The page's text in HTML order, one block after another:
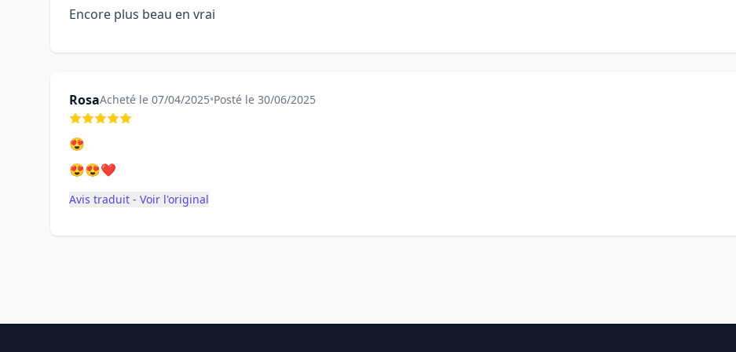
Encore plus beau en vrai
RosaAcheté le 07/04/2025•Posté le 30/06/2025
😍
😍😍❤️
Avis traduit - Voir l'original